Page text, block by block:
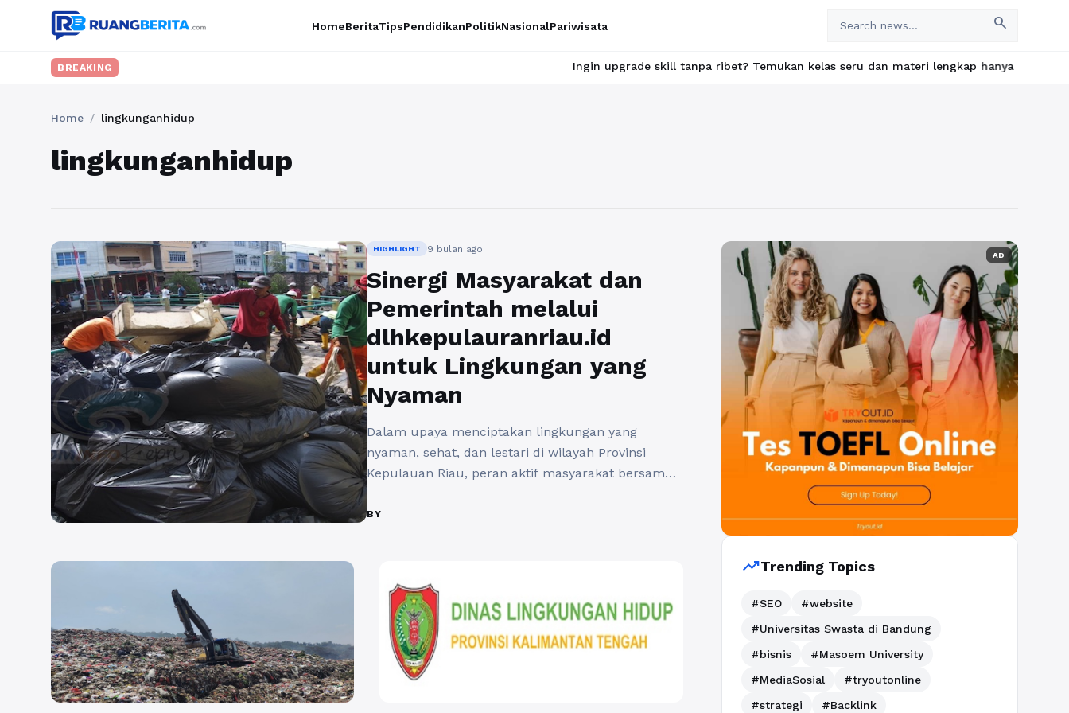
HomeBeritaTipsPendidikanPolitikNasionalPariwisata search
BREAKING Ingin upgrade skill tanpa ribet? Temukan kelas seru dan materi lengkap hanya di YukBelajar.com.
Home / lingkunganhidup
lingkunganhidup
HIGHLIGHT 9 bulan ago
Sinergi Masyarakat dan
Pemerintah melalui
dlhkepulauranriau.id
untuk Lingkungan yang
Nyaman
Dalam upaya menciptakan lingkungan yang
nyaman, sehat, dan lestari di wilayah Provinsi
Kepulauan Riau, peran aktif masyarakat bersama
resmi Dinas Lingkungan Hidup Provinsi Kepulauan
bersama-sama menjaga kualitas lingkungan
hidup. Artikel ini akan mengulas ...Baca
Selengkapnya
BY
AD
trending_upTrending Topics
#SEO
#website
#Universitas Swasta di Bandung
#bisnis
#Masoem University
#MediaSosial
#tryoutonline
#strategi
#Backlink